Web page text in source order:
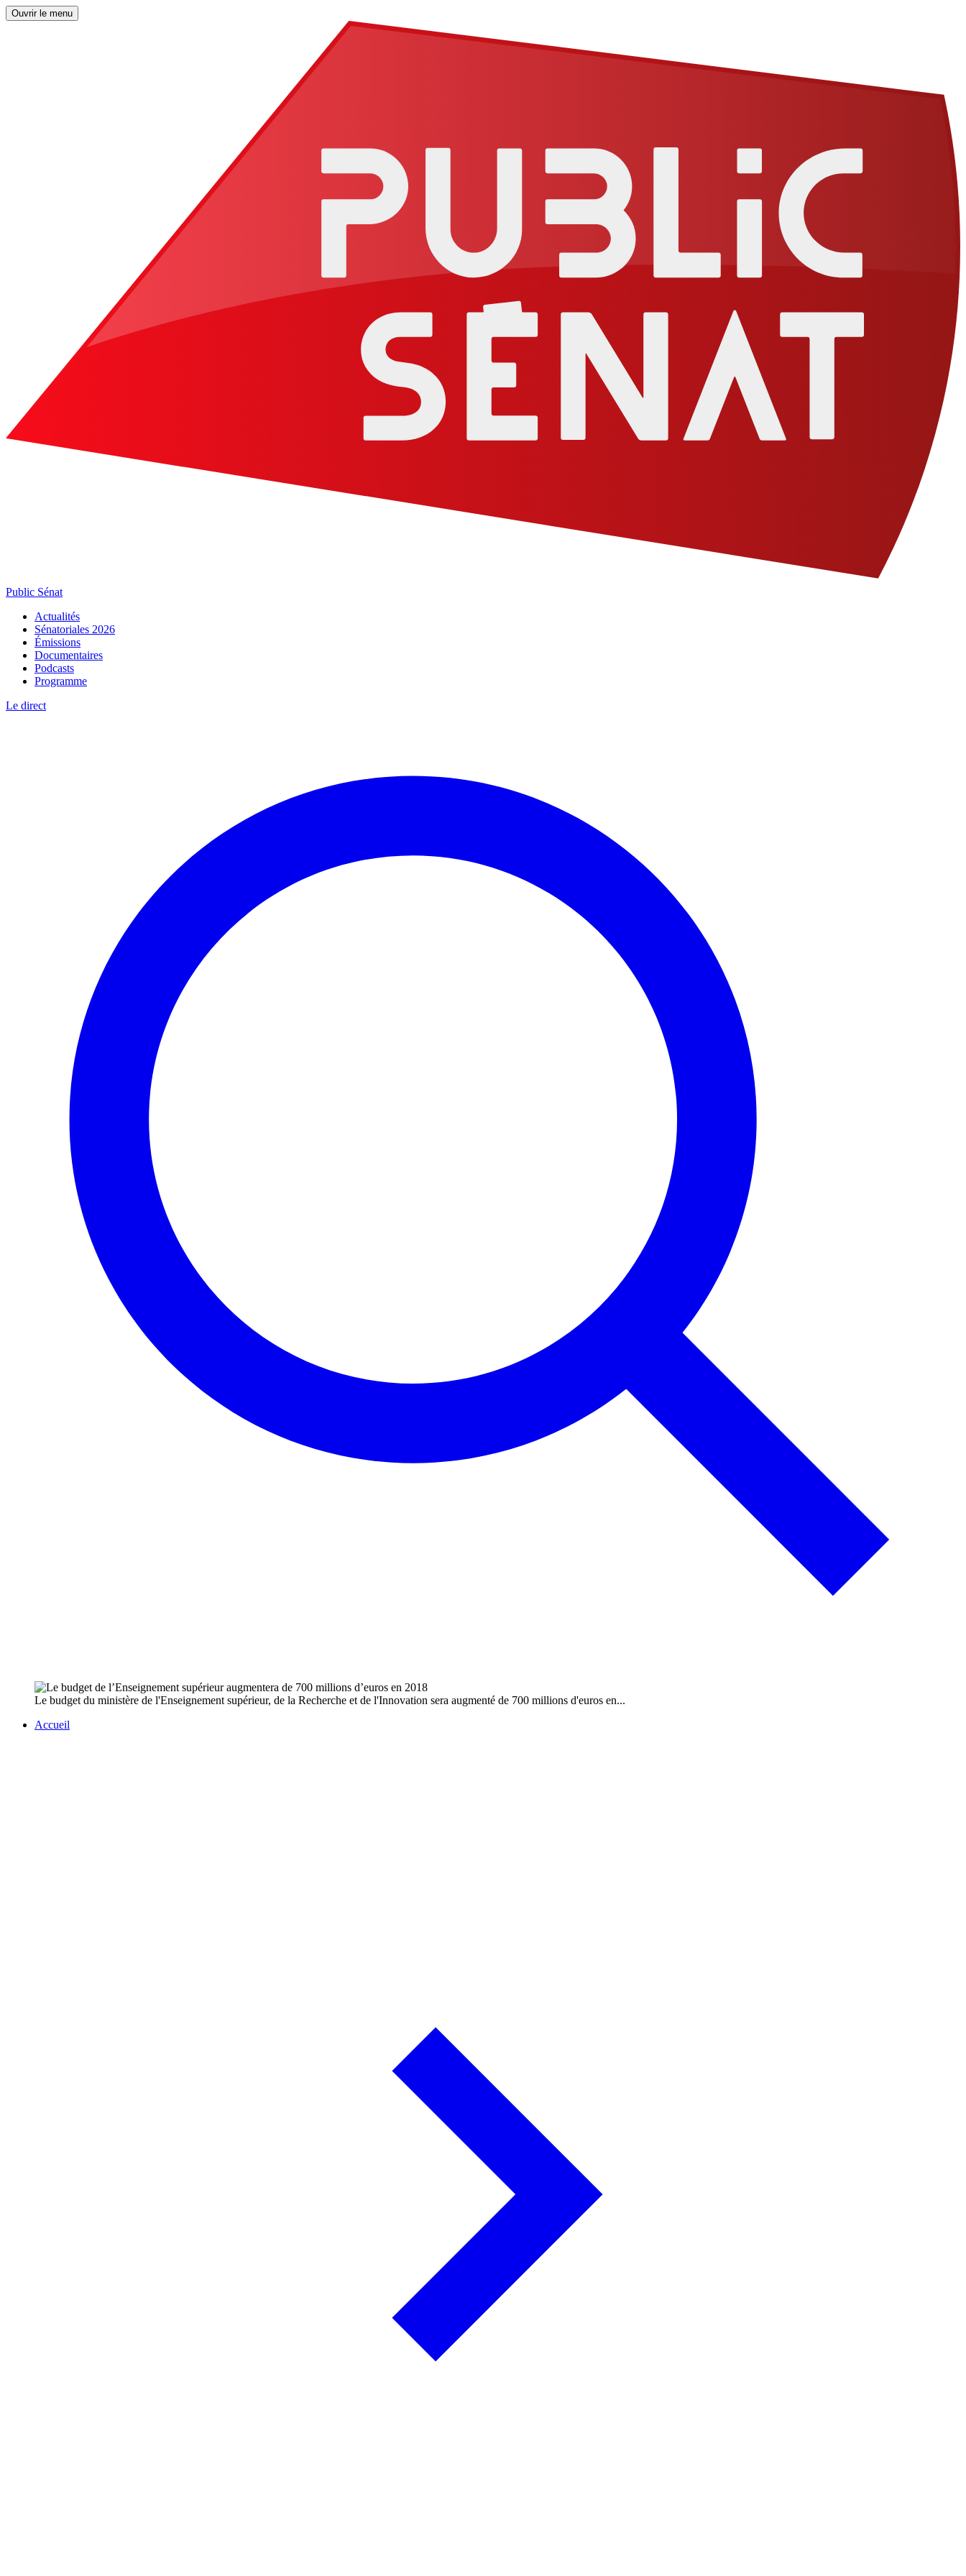
Ouvrir le menu
Public Sénat
Actualités
Sénatoriales 2026
Émissions
Documentaires
Podcasts
Programme
Le direct
Le budget du ministère de l'Enseignement supérieur, de la Recherche et de l'Innovation sera augmenté de 700 millions d'euros en...
Accueil